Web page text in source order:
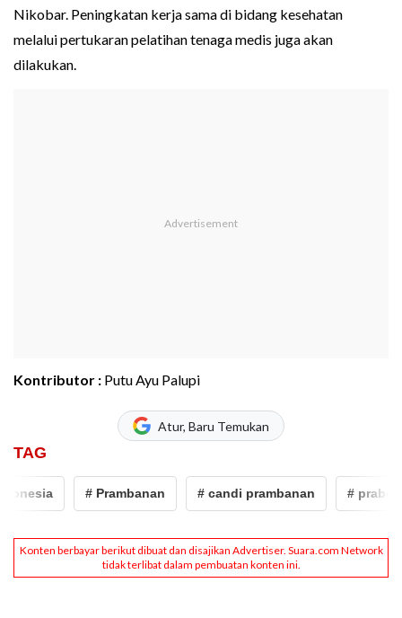
Nikobar. Peningkatan kerja sama di bidang kesehatan
melalui pertukaran pelatihan tenaga medis juga akan
dilakukan.
Kontributor : Putu Ayu Palupi
Atur, Baru Temukan
TAG
# Prambanan # candi prambanan # prabowo